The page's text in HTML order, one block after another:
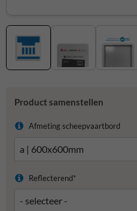
Product samenstellen
Afmeting scheepvaartbord
Reflecterend*